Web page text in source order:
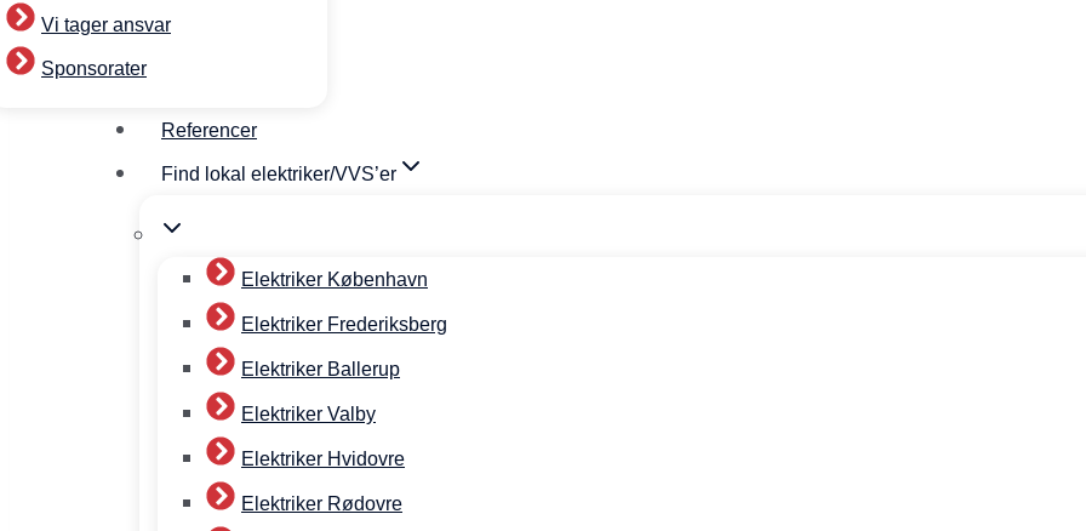
Vi tager ansvar
Sponsorater
Referencer
Find lokal elektriker/VVS’er
Elektriker København
Elektriker Frederiksberg
Elektriker Ballerup
Elektriker Valby
Elektriker Hvidovre
Elektriker Rødovre